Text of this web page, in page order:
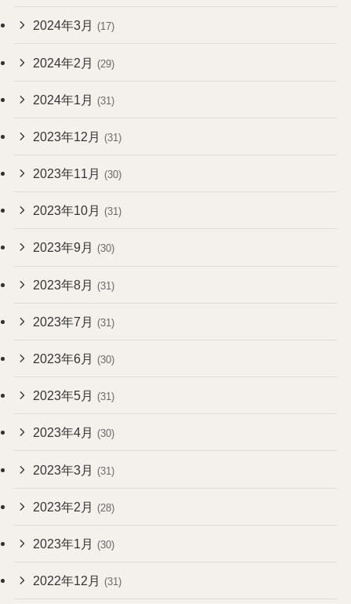
2024年3月 (17)
2024年2月 (29)
2024年1月 (31)
2023年12月 (31)
2023年11月 (30)
2023年10月 (31)
2023年9月 (30)
2023年8月 (31)
2023年7月 (31)
2023年6月 (30)
2023年5月 (31)
2023年4月 (30)
2023年3月 (31)
2023年2月 (28)
2023年1月 (30)
2022年12月 (31)